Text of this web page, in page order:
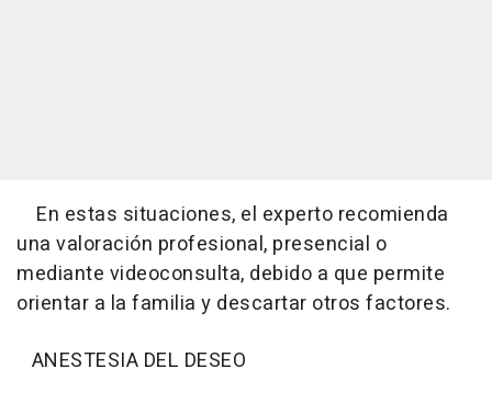
En estas situaciones, el experto recomienda
una valoración profesional, presencial o
mediante videoconsulta, debido a que permite
orientar a la familia y descartar otros factores.
ANESTESIA DEL DESEO